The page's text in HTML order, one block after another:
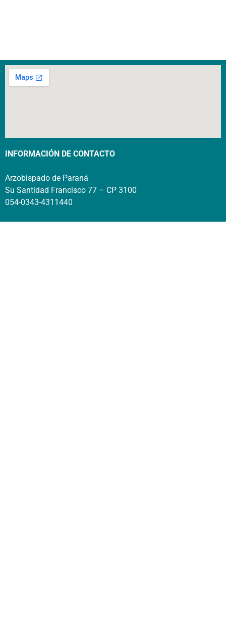
INFORMACIÓN DE CONTACTO
Arzobispado de Paraná
Su Santidad Francisco 77 – CP 3100
054-0343-4311440